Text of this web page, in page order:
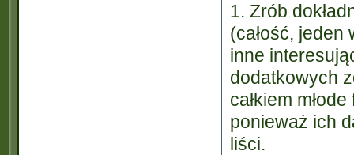
1. Zrób
(całość, jeden
inne
dodatkowych
całkiem
ponieważ ich
liści.